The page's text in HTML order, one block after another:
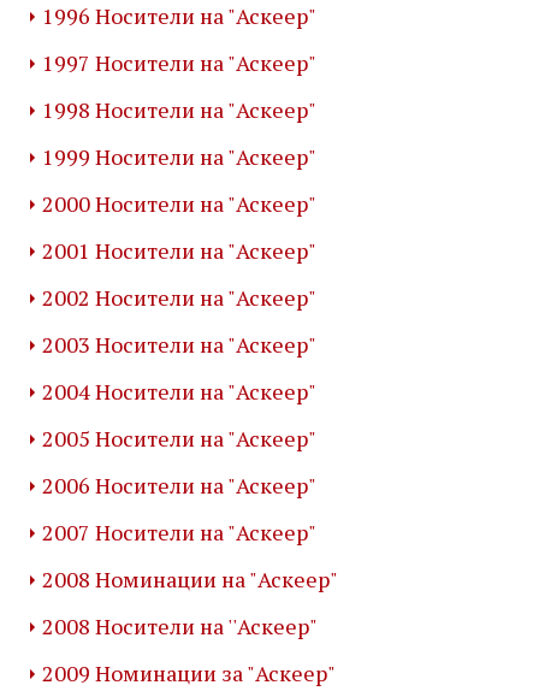
1996 Носители на "Аскеер"
1997 Носители на "Аскеер"
1998 Носители на "Аскеер"
1999 Носители на "Аскеер"
2000 Носители на "Аскеер"
2001 Носители на "Аскеер"
2002 Носители на "Аскеер"
2003 Носители на "Аскеер"
2004 Носители на "Аскеер"
2005 Носители на "Аскеер"
2006 Носители на "Аскеер"
2007 Носители на "Аскеер"
2008 Номинации на "Аскеер"
2008 Носители на ''Аскеер"
2009 Номинации за "Аскеер"